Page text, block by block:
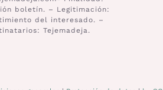
boletín. – Legitimación:
del interesado. –
Tejemadeja.